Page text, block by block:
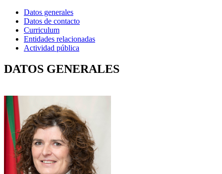
Datos generales
Datos de contacto
Curriculum
Entidades relacionadas
Actividad pública
DATOS GENERALES